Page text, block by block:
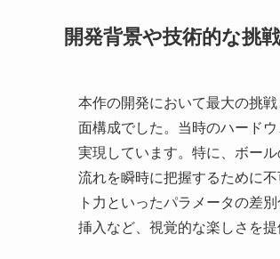
開発背景や技術的な挑戦
本作の開発において最大の挑
面構成でした。当時のハード
実現しています。特に、ボー
流れを瞬時に把握するために
ト力といったパラメータの差
挿入など、視覚的な楽しさを